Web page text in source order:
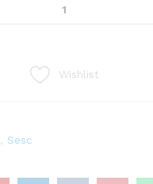
Wishlist
Sesc